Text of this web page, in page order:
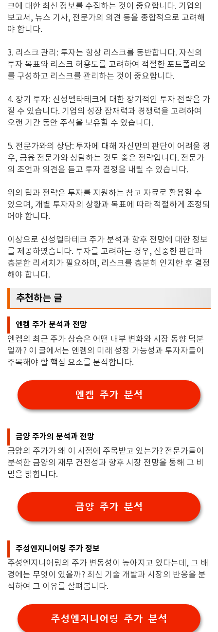
크에 대한 최신 정보를 수집하는 것이 중요합니다. 기업의
보고서 , 뉴스 기사, 전문가의 의견 등을 종합적으로 고려해
야 합니다.
3. 리스크 관리 : 투자는 항상 리스크를 동반합니다. 자신의
투자 목표와 리스크 허용도를 고려하여 적절한 포트폴리오
를 구성하고 리스크를 관리하는 것이 중요합니다.
4. 장기 투자: 신성델타테크에 대한 장기적인 투자 전략을 가
질 수 있습니다. 기업의 성장 잠재력과 경쟁력을 고려하여
오랜 기간 동안 주식을 보유할 수 있습니다.
5. 전문가와의 상담: 투자에 대해 자신만의 판단이 어려울 경
우, 금융 전문가와 상담하는 것도 좋은 전략입니다. 전문가
의 조언과 의견을 듣고 투자 결정을 내릴 수 있습니다.
위의 팁과 전략은 투자를 지원하는 참고 자료로 활용할 수
있으며 , 개별 투자자의 상황과 목표에 따라 적절하게 조정되
어야 합니다.
이상으로 신성델타테크 주가 분석과 향후 전망에 대한 정보
를 제공하였습니다. 투자를 고려하는 경우, 신중한 판단과
충분한 리서치가 필요하며 , 리스크를 충분히 인지한 후 결정
해야 합니다.
추천하는 글
엔켐 주가 분석과 전망
엔켐의 최근 주가 상승은 어떤 내부 변화와 시장 동향 덕분
일까? 이 글에서는 엔켐의 미래 성장 가능성과 투자자들이
주목해야 할 핵심 요소를 분석합니다.
엔켐 주가 분석
금양 주가의 분석과 전망
금양의 주가가 왜 이 시점에 주목받고 있는가? 전문가들이
분석한 금양의 재무 건전성과 향후 시장 전망을 통해 그 비
밀을 밝힙니다.
금양 주가 분석
주성엔지니어링 주가 정보
주성엔지니어링의 주가 변동성이 높아지고 있다는데, 그 배
경에는 무엇이 있을까? 최신 기술 개발과 시장의 반응을 분
석하여 그 이유를 살펴봅니다.
주성엔지니어링 주가 분석